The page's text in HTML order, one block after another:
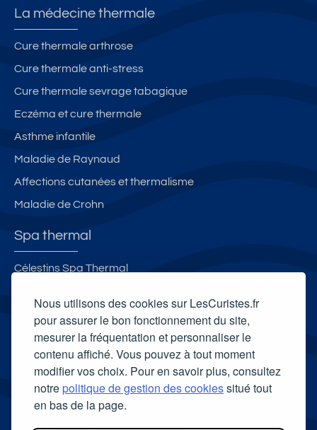
Nous utilisons des cookies sur LesCuristes.fr
pour assurer le bon fonctionnement du site,
mesurer la fréquentation et personnaliser le
contenu affiché. Vous pouvez à tout moment
modifier vos choix. Pour en savoir plus, consultez
notrepolitique de gestion des cookiessitué tout
en bas de la page.
La médecine thermale
Cure thermale arthrose
Cure thermale anti-stress
Cure thermale sevrage tabagique
Eczéma et cure thermale
Asthme infantile
Maladie de Raynaud
Affections cutanées et thermalisme
Maladie de Crohn
Spa thermal
Célestins Spa Thermal
Spa thermal Sourcéo - Thermes Adour
Carte cadeau spa Vichy
Carte cadeau spa Bagnoles-de-l'Orne
Carte cadeau spa Saubusse
Carte cadeau spa Châtel-Guyon